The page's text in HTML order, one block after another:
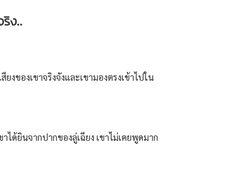
ง..
งของเขาจริงจังและเขามองตรงเข้าไปใน
ด้ยินจากปากของลู่เฉียง เขาไม่เคยพูดมาก